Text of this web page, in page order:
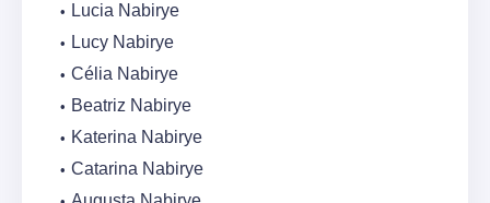
Lucia Nabirye
Lucy Nabirye
Célia Nabirye
Beatriz Nabirye
Katerina Nabirye
Catarina Nabirye